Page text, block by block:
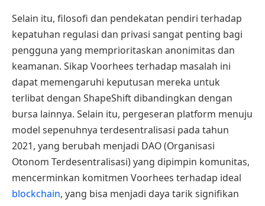
Selain itu, filosofi dan pendekatan pendiri terhadap
kepatuhan regulasi dan privasi sangat penting bagi
pengguna yang memprioritaskan anonimitas dan
keamanan. Sikap Voorhees terhadap masalah ini
dapat memengaruhi keputusan mereka untuk
terlibat dengan ShapeShift dibandingkan dengan
bursa lainnya. Selain itu, pergeseran platform menuju
model sepenuhnya terdesentralisasi pada tahun
2021, yang berubah menjadi DAO (Organisasi
Otonom Terdesentralisasi) yang dipimpin komunitas,
mencerminkan komitmen Voorhees terhadap ideal
blockchain, yang bisa menjadi daya tarik signifikan